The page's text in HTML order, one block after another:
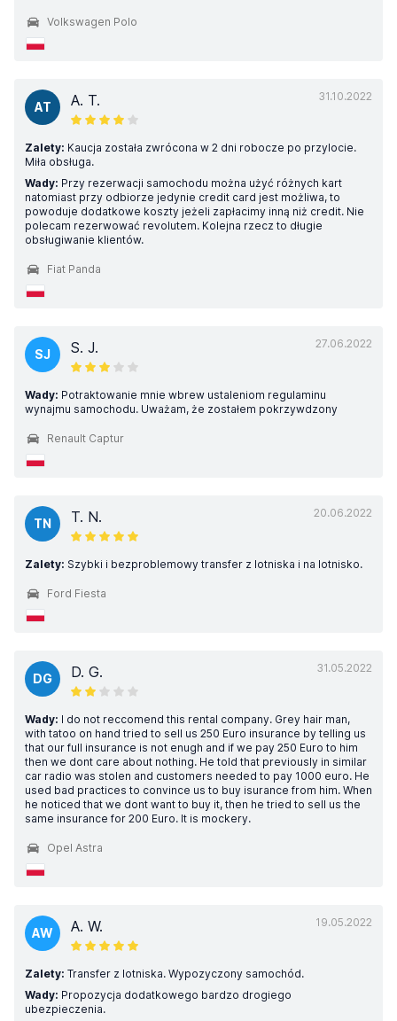
Volkswagen Polo
31.10.2022
AT A. T.
Zalety: Kaucja została zwrócona w 2 dni robocze po przylocie.
Miła obsługa.
Wady: Przy rezerwacji samochodu można użyć różnych kart
natomiast przy odbiorze jedynie credit card jest możliwa, to
powoduje dodatkowe koszty jeżeli zapłacimy inną niż credit. Nie
polecam rezerwować revolutem. Kolejna rzecz to długie
obsługiwanie klientów.
Fiat Panda
27.06.2022
SJ S. J.
Wady: Potraktowanie mnie wbrew ustaleniom regulaminu
wynajmu samochodu. Uważam, że zostałem pokrzywdzony
Renault Captur
20.06.2022
TN T. N.
Zalety: Szybki i bezproblemowy transfer z lotniska i na lotnisko.
Ford Fiesta
31.05.2022
DG D. G.
Wady: I do not reccomend this rental company. Grey hair man,
with tatoo on hand tried to sell us 250 Euro insurance by telling us
that our full insurance is not enugh and if we pay 250 Euro to him
then we dont care about nothing. He told that previously in similar
car radio was stolen and customers needed to pay 1000 euro. He
used bad practices to convince us to buy isurance from him. When
he noticed that we dont want to buy it, then he tried to sell us the
same insurance for 200 Euro. It is mockery.
Opel Astra
19.05.2022
AW A. W.
Zalety: Transfer z lotniska. Wypozyczony samochód.
Wady: Propozycja dodatkowego bardzo drogiego
ubezpieczenia.